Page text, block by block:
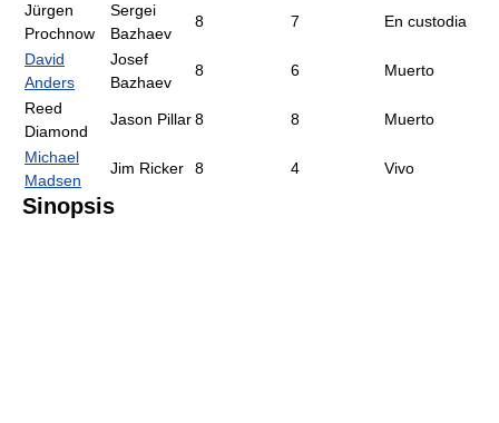
Jürgen
Prochnow
Sergei
Bazhaev
8 7 En custodia
David
Anders
Josef
Bazhaev
8 6 Muerto
Reed
Diamond
Jason Pillar8 8 Muerto
Michael
Madsen
Jim Ricker 8 4 Vivo
Sinopsis